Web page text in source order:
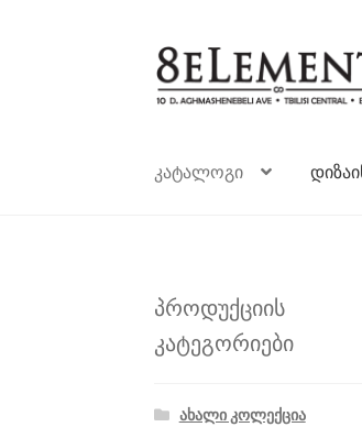
ნავიგაციაზე
გადასვლა
შიგთავსზე
გადასვლა
კატალოგი
პროდუქციის
კატეგორიები
ახალი კოლექცია